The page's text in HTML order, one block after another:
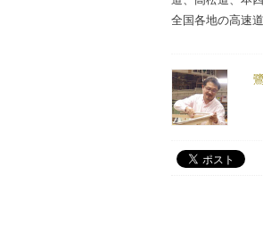
全国各地の高速